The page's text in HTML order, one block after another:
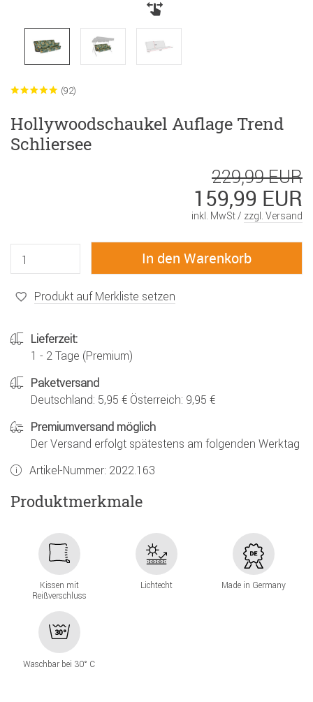
(92)
Hollywoodschaukel Auflage Trend
Schliersee
229,99 EUR
159,99 EUR
inkl. MwSt / zzgl. Versand
Produkt auf Merkliste setzen
Lieferzeit:
1 - 2 Tage (Premium)
Paketversand
Deutschland: 5,95 € Österreich: 9,95 €
Premiumversand möglich
Der Versand erfolgt spätestens am folgenden Werktag
Artikel-Nummer: 2022.163
Produktmerkmale
Kissen mit
Reißverschluss
Lichtecht Made in Germany
Waschbar bei 30° C